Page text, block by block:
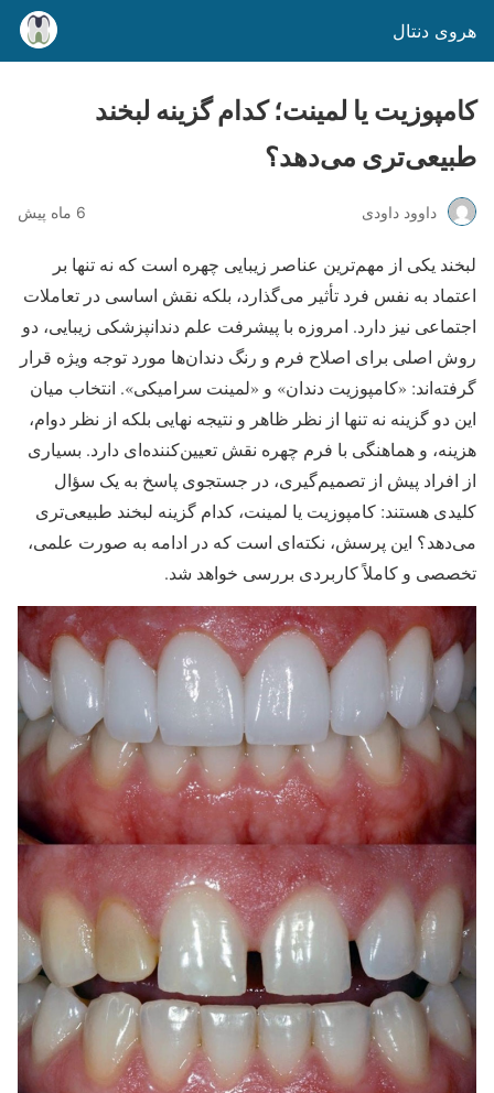
هروی دنتال
کامپوزیت یا لمینت؛ کدام گزینه لبخند
طبیعی‌تری می‌دهد؟
داوود داودی 6 ماه پیش
لبخند یکی از مهم‌ترین عناصر زیبایی چهره است که نه تنها بر
اعتماد به نفس فرد تأثیر می‌گذارد، بلکه نقش اساسی در تعاملات
اجتماعی نیز دارد. امروزه با پیشرفت علم دندانپزشکی زیبایی، دو
روش اصلی برای اصلاح فرم و رنگ دندان‌ها مورد توجه ویژه قرار
گرفته‌اند: «کامپوزیت دندان» و «لمینت سرامیکی». انتخاب میان
این دو گزینه نه تنها از نظر ظاهر و نتیجه نهایی بلکه از نظر دوام،
هزینه، و هماهنگی با فرم چهره نقش تعیین‌کننده‌ای دارد. بسیاری
از افراد پیش از تصمیم‌گیری، در جستجوی پاسخ به یک سؤال
کلیدی هستند: کامپوزیت یا لمینت، کدام گزینه لبخند طبیعی‌تری
می‌دهد؟ این پرسش، نکته‌ای است که در ادامه به صورت علمی،
تخصصی و کاملاً کاربردی بررسی خواهد شد.